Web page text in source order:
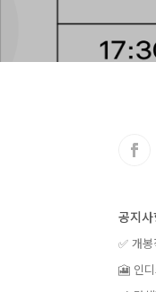
공지
✅ 개
🎦 인